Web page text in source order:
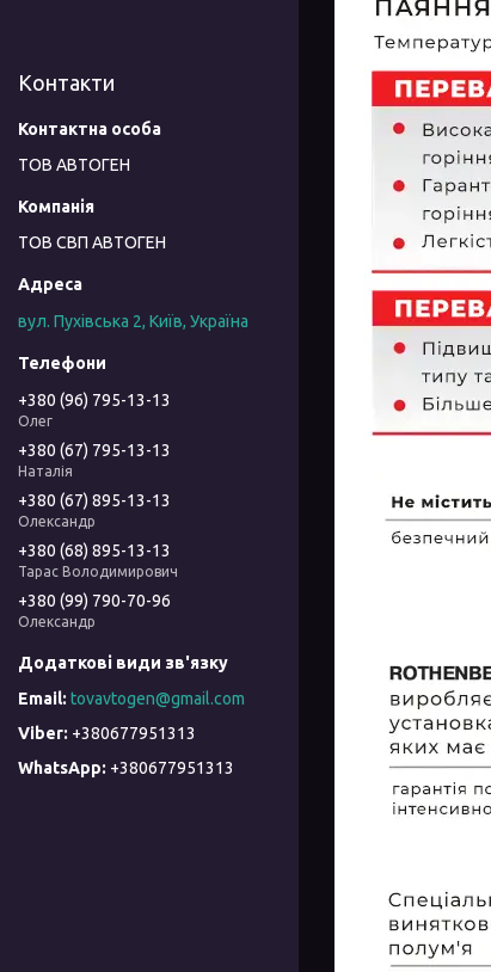
Контакти
ТОВ АВТОГЕН
ТОВ СВП АВТОГЕН
вул. Пухівська 2, Київ, Україна
+380 (96) 795-13-13
Олег
+380 (67) 795-13-13
Наталія
+380 (67) 895-13-13
Олександр
+380 (68) 895-13-13
Тарас Володимирович
+380 (99) 790-70-96
Олександр
tovavtogen@gmail.com
+380677951313
+380677951313